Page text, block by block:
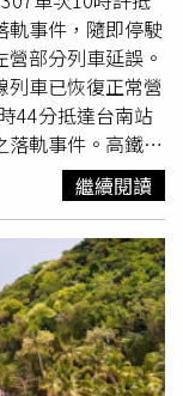
導致無法搭機時，
供相關證明文件
制明文化，可讓
機，應提早告知
客。同時，為確
正亦明確規範具有
分證明文件正本，
表示，未來將持續
視需求研議後續配
票機制與定型化契
暢且公平的搭機環
軌事件，隨即停駛
部分列車延誤。
車已恢復正常營
44分抵達台南站
軌事件。高鐵公
措施，並通報消
鐵路警察調查中。
。消防局表示，因
場交由鐵路警局
並進行相驗，進一
響，高鐵公司取消
行事件調查，並
午12時54分最新
繼續閱讀